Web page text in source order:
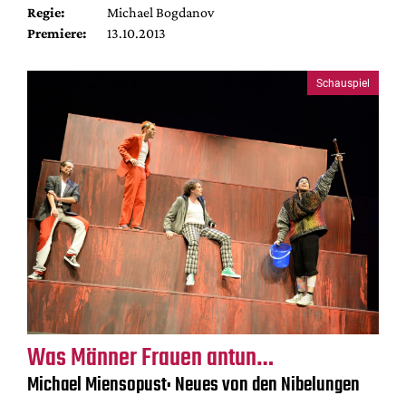
Regie:
Michael Bogdanov
Premiere:
13.10.2013
Schauspiel
Was Männer Frauen antun…
Michael Miensopust: Neues von den Nibelungen